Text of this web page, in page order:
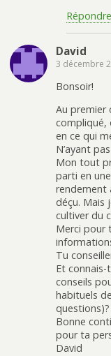
Répondre
David
3 décembre
Bonsoir!
Au
compliqué,
en ce qui
N’ayant
Mon tout
parti en
rendement
déçu. Mais
cultiver du
Merci pour
Tu
Et
conseils
habituels
questions)?
Bonne
pour ta
David